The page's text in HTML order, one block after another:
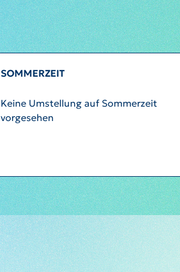
SOMMERZEIT
Keine Umstellung auf Sommerzeit
vorgesehen